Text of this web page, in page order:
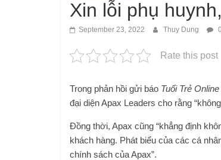
Xin lỗi phụ
September 23, 2022 Thuy Dung
Rate this post
Trong phản hồi gửi báo Tuổi Trẻ Online
đại diện Apax Leaders cho rằng
Đồng thời, Apax cũng “khẳng định
khách hàng. Phát biểu của các cá
chính sách của Apax”.